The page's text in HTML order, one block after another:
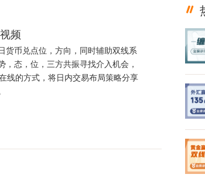
频
货币兑点位，方向，同时辅助双线系
，态，位，三方共振寻找介入机会，
线的方式，将日内交易布局策略分享